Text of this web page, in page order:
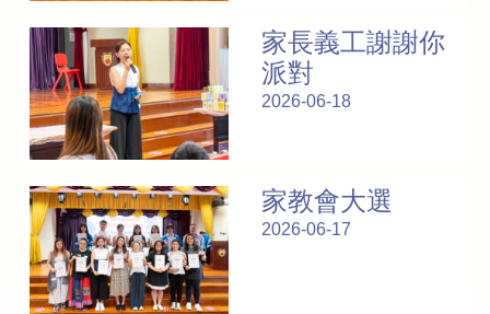
家長義工謝謝你
派對
2026-06-18
家教會大選
2026-06-17